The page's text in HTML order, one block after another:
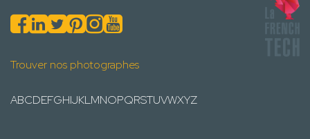
Trouver nos photographes
ABCDEFGHIJKLMNOPQRSTUVWXYZ